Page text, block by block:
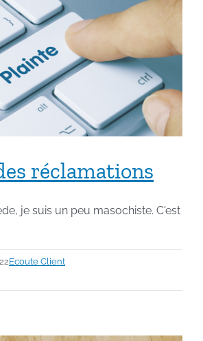
réclamations
je suis un peu masochiste. C'est
Ecoute Client